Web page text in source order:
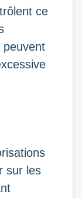
ce
peuvent
sur les